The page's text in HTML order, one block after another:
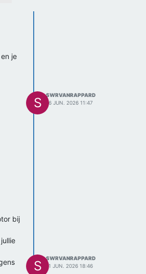
je
S
SWRVANRAPPARD
16 JUN. 2026 11:47
bij
S
SWRVANRAPPARD
11 JUN. 2026 18:46